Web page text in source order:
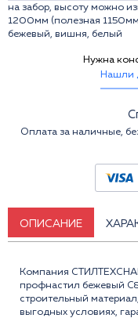
на забор, высоту можно
1200мм (полезная
бежевый, вишня, белый
Нужна
Нашли
Оплата за наличные,
ОПИСАНИЕ
Компания
профнастил бежевый
строительный
выгодных условиях,